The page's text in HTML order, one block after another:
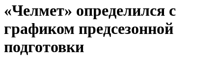
«Челмет» определился с
графиком предсезонной
подготовки